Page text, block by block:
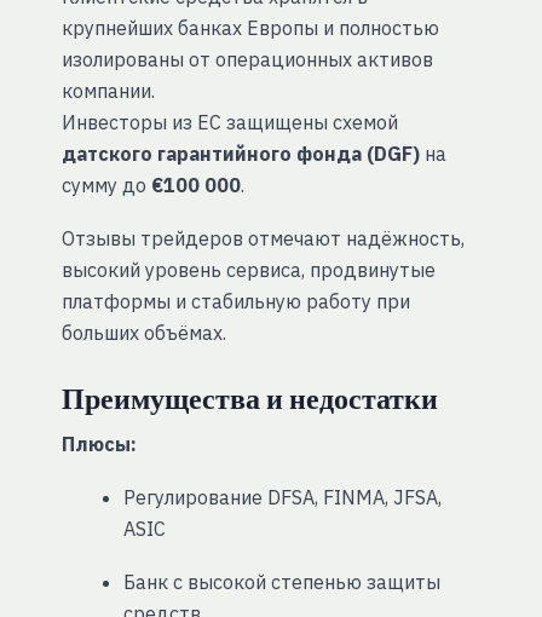
крупнейших банках Европы и полностью
изолированы от операционных активов
компании.
Инвесторы из ЕС защищены схемой
датского гарантийного фонда (DGF)на
сумму до €100 000.
Отзывы трейдеров отмечают надёжность,
высокий уровень сервиса, продвинутые
платформы и стабильную работу при
больших объёмах.
Преимущества и недостатки
Плюсы:
Регулирование DFSA, FINMA, JFSA,
ASIC
Банк с высокой степенью защиты